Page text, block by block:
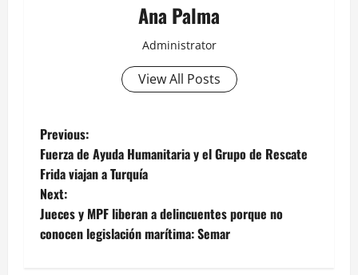
Ana Palma
Administrator
View All Posts
Post
navigation
Previous:
Fuerza de Ayuda Humanitaria y el Grupo de Rescate
Frida viajan a Turquía
Next:
Jueces y MPF liberan a delincuentes porque no
conocen legislación marítima: Semar